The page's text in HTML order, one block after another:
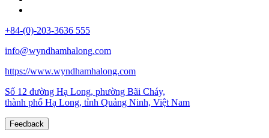
+84-(0)-203-3636 555
info@wyndhamhalong.com
https://www.wyndhamhalong.com
Số 12 đường Hạ Long, phường Bãi Cháy,
thành phố Hạ Long, tỉnh Quảng Ninh, Việt Nam
Feedback